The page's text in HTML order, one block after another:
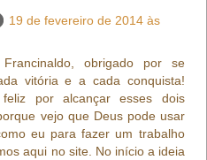
19 de fevereiro de 2014 às
obrigado por se
vitória e a cada conquista!
feliz por alcançar esses dois
vejo que Deus pode usar
eu para fazer um trabalho
aqui no site. No início a ideia